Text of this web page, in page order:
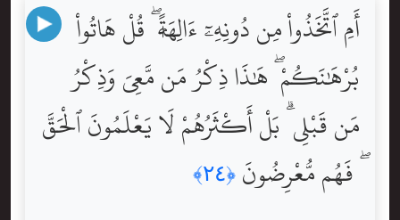
أَمِ ٱتَّخَذُواْ مِن دُونِهِۦٓ ءَالِهَةًۭ ۖ قُلْ هَاتُواْ
بُرْهَٰنَكُمْ ۖ هَٰذَا ذِكْرُ مَن مَّعِىَ وَذِكْرُ
مَن قَبْلِى ۗ بَلْ أَكْثَرُهُمْ لَا يَعْلَمُونَ ٱلْحَقَّ
ۖ فَهُم مُّعْرِضُونَ ﴿٢٤﴾